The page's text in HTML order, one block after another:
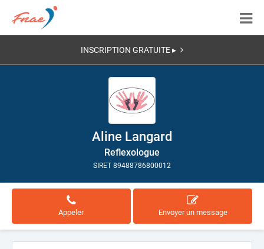
INSCRIPTION GRATUITE ▸
Aline Langard
Reflexologue
SIRET 89488786800012
Appeler Envoyer un message